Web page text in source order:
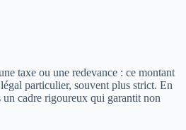
taxe ou une redevance : ce montant
particulier, souvent plus strict. En
un cadre rigoureux qui garantit non